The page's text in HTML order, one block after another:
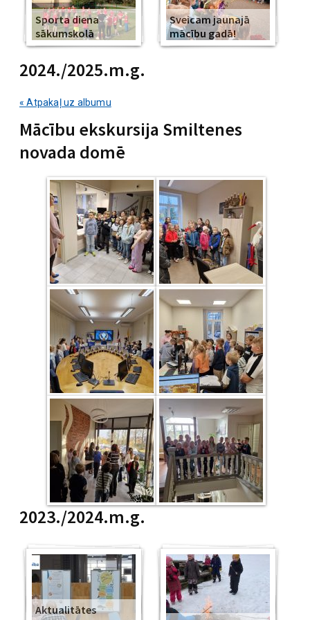
Sporta diena
sākumskolā
Sveicam jaunajā
mācību gadā!
2024./2025.m.g.
« Atpakaļ uz albumu
Mācību ekskursija Smiltenes
novada domē
2023./2024.m.g.
Aktualitātes